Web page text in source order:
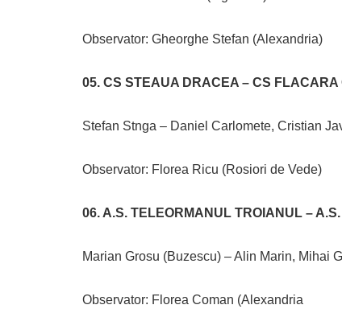
Observator: Gheorghe Stefan (Alexandria)
05. CS STEAUA DRACEA – CS FLACARA
Stefan Stnga – Daniel Carlomete, Cristian
Observator: Florea Ricu (Rosiori de Vede)
06. A.S. TELEORMANUL TROIANUL –
Marian Grosu (Buzescu) – Alin Marin, Mihai
Observator: Florea Coman (Alexandria